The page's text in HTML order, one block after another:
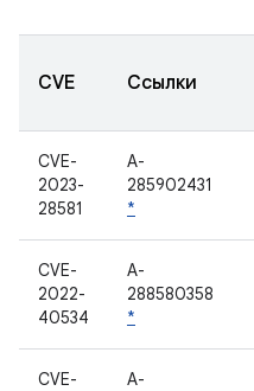
CVE Ссылки
CVE-
2023-
28581
A-
285902431
*
CVE-
2022-
40534
A-
288580358
*
CVE-
A-